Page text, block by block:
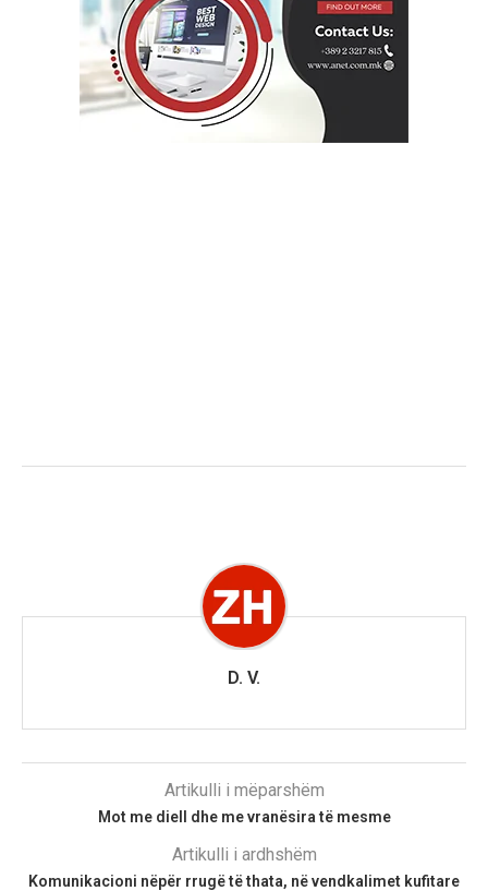
D. V.
Artikulli i mëparshëm
Mot me diell dhe me vranësira të mesme
Artikulli i ardhshëm
Komunikacioni nëpër rrugë të thata, në vendkalimet kufitare